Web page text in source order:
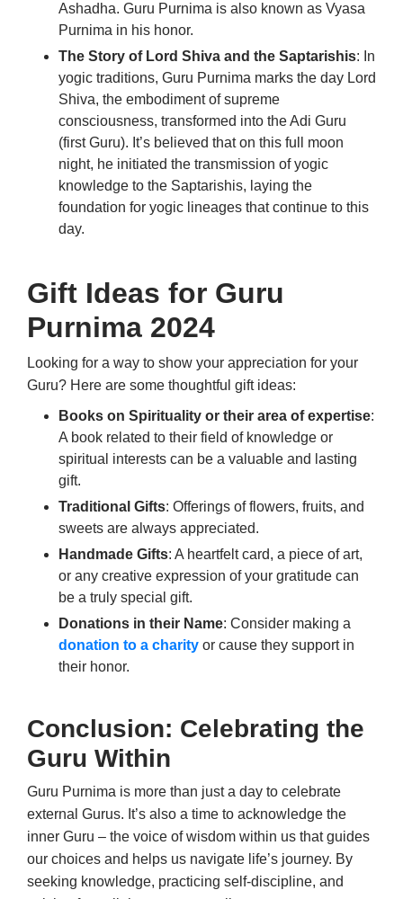
Ashadha. Guru Purnima is also known as Vyasa
Purnima in his honor.
The Story of Lord Shiva and the Saptarishis: In
yogic traditions, Guru Purnima marks the day Lord
Shiva, the embodiment of supreme
consciousness, transformed into the Adi Guru
(first Guru). It’s believed that on this full moon
night, he initiated the transmission of yogic
knowledge to the Saptarishis, laying the
foundation for yogic lineages that continue to this
day.
Gift Ideas for Guru
Purnima 2024
Looking for a way to show your appreciation for your
Guru? Here are some thoughtful gift ideas:
Books on Spirituality or their area of expertise:
A book related to their field of knowledge or
spiritual interests can be a valuable and lasting
gift.
Traditional Gifts: Offerings of flowers, fruits, and
sweets are always appreciated.
Handmade Gifts: A heartfelt card, a piece of art,
or any creative expression of your gratitude can
be a truly special gift.
Donations in their Name: Consider making a
donation to a charity or cause they support in
their honor.
Conclusion: Celebrating the
Guru Within
Guru Purnima is more than just a day to celebrate
external Gurus. It’s also a time to acknowledge the
inner Guru – the voice of wisdom within us that guides
our choices and helps us navigate life’s journey. By
seeking knowledge, practicing self-discipline, and